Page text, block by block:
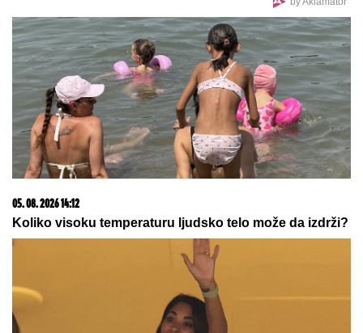
Ovo niko nije očekivao: Neverovatna
stvar pred revanš Zvezde i Hapoela
SKANDAL UŽIVO:Anastasija POLILA
Boru Santanu vodom pa POBEGLA
iz emisije: Isplivale sve psovke iz
kreveta, lažna obećanja i tajne
poruke